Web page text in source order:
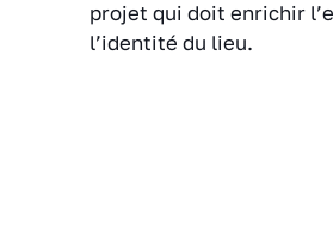
projet qui doit enrichir
l’identité du lieu.